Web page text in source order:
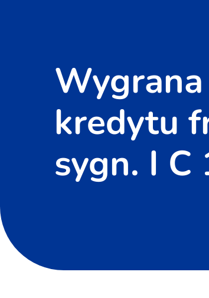
kredytu
sygn. I